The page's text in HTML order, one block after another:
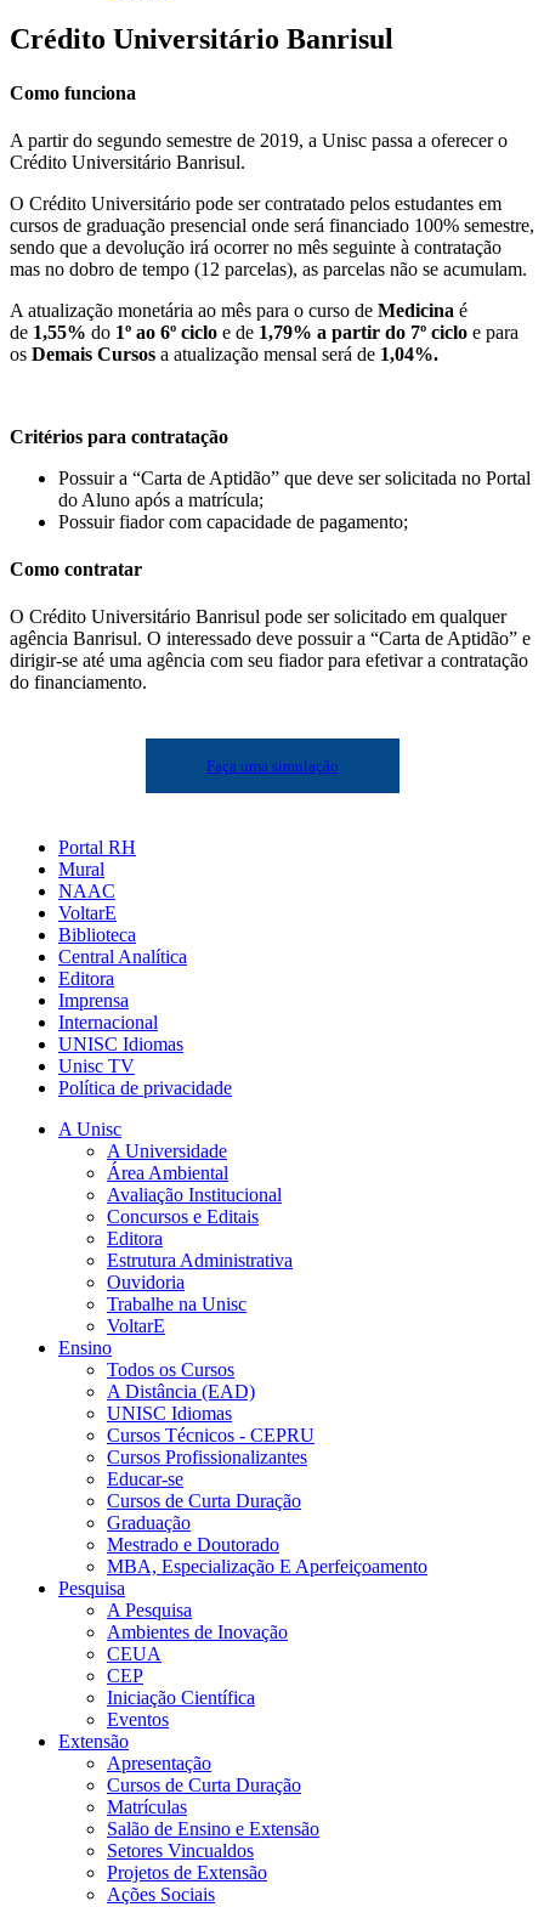
Crédito Universitário Banrisul
Como funciona
A partir do segundo semestre de 2019, a Unisc passa a oferecer o
Crédito Universitário Banrisul.
O Crédito Universitário pode ser contratado pelos estudantes em
cursos de graduação presencial onde será financiado 100% semestre,
sendo que a devolução irá ocorrer no mês seguinte à contratação
mas no dobro de tempo (12 parcelas), as parcelas não se acumulam.
A atualização monetária ao mês para o curso de Medicina é
de 1,55% do 1º ao 6º ciclo e de 1,79% a partir do 7º ciclo e para
os Demais Cursos a atualização mensal será de 1,04%.
Critérios para contratação
Possuir a “Carta de Aptidão” que deve ser solicitada no Portal
do Aluno após a matrícula;
Possuir fiador com capacidade de pagamento;
Como contratar
O Crédito Universitário Banrisul pode ser solicitado em qualquer
agência Banrisul. O interessado deve possuir a “Carta de Aptidão” e
dirigir-se até uma agência com seu fiador para efetivar a contratação
do financiamento.
Faça uma simulação
Portal RH
Mural
NAAC
VoltarE
Biblioteca
Central Analítica
Editora
Imprensa
Internacional
UNISC Idiomas
Unisc TV
Política de privacidade
A Unisc
A Universidade
Área Ambiental
Avaliação Institucional
Concursos e Editais
Editora
Estrutura Administrativa
Ouvidoria
Trabalhe na Unisc
VoltarE
Ensino
Todos os Cursos
A Distância (EAD)
UNISC Idiomas
Cursos Técnicos - CEPRU
Cursos Profissionalizantes
Educar-se
Cursos de Curta Duração
Graduação
Mestrado e Doutorado
MBA, Especialização E Aperfeiçoamento
Pesquisa
A Pesquisa
Ambientes de Inovação
CEUA
CEP
Iniciação Científica
Eventos
Extensão
Apresentação
Cursos de Curta Duração
Matrículas
Salão de Ensino e Extensão
Setores Vincualdos
Projetos de Extensão
Ações Sociais